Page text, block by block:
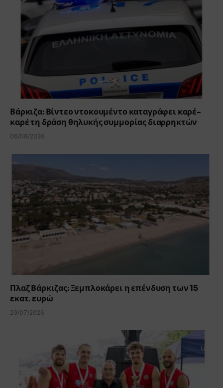
Βάρκιζα: Βίντεο ντοκουμέντο καταγράφει καρέ-
καρέ τη δράση θηλυκής συμμορίας διαρρηκτών
06/08/2026
Πλαζ Βάρκιζας: Ξεμπλοκάρει η επένδυση των 15
εκατ. ευρώ
29/07/2026